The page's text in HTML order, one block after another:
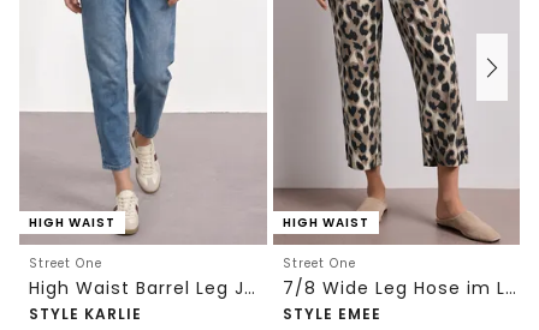
HIGH WAIST
Street One
High Waist Barrel Leg Jeans im Loose Fit
STYLE KARLIE
HIGH WAIST
Street One
7/8 Wide Leg Hose im Loose Fit mit Print
STYLE EMEE